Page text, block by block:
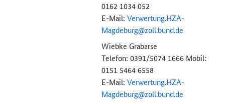
0162 1034 052
E-Mail: Verwertung.HZA-
Magdeburg@zoll.bund.de
Wiebke Grabarse
Telefon: 0391/5074 1666 Mobil:
0151 5464 6558
E-Mail: Verwertung.HZA-
Magdeburg@zoll.bund.de